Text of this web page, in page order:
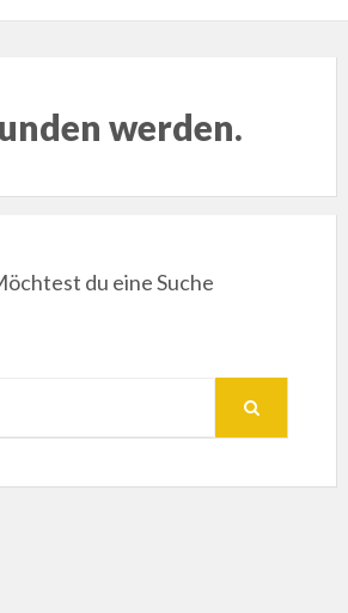
werden.
du eine Suche